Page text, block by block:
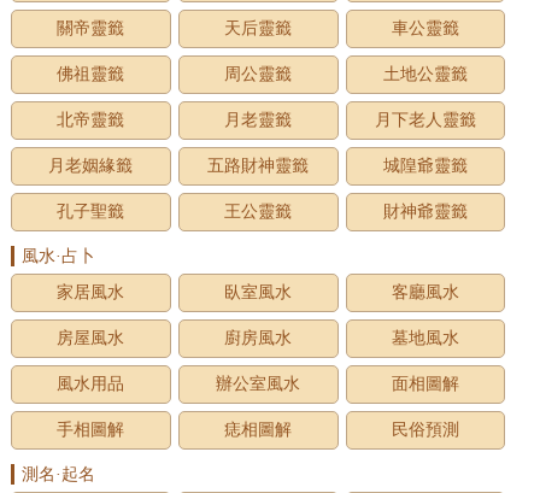
關帝靈籤 天后靈籤 車公靈籤
佛祖靈籤 周公靈籤 土地公靈籤
北帝靈籤 月老靈籤 月下老人靈籤
月老姻緣籤 五路財神靈籤 城隍爺靈籤
孔子聖籤 王公靈籤 財神爺靈籤
風水·占卜
家居風水
臥室風水 客廳風水
房屋風水 廚房風水 墓地風水
風水用品 辦公室風水 面相圖解
手相圖解 痣相圖解 民俗預測
測名·起名